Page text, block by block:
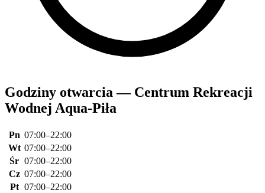
Godziny otwarcia — Centrum Rekreacji
Wodnej Aqua-Piła
Pn 07:00–22:00
Wt 07:00–22:00
Śr 07:00–22:00
Cz 07:00–22:00
Pt 07:00–22:00